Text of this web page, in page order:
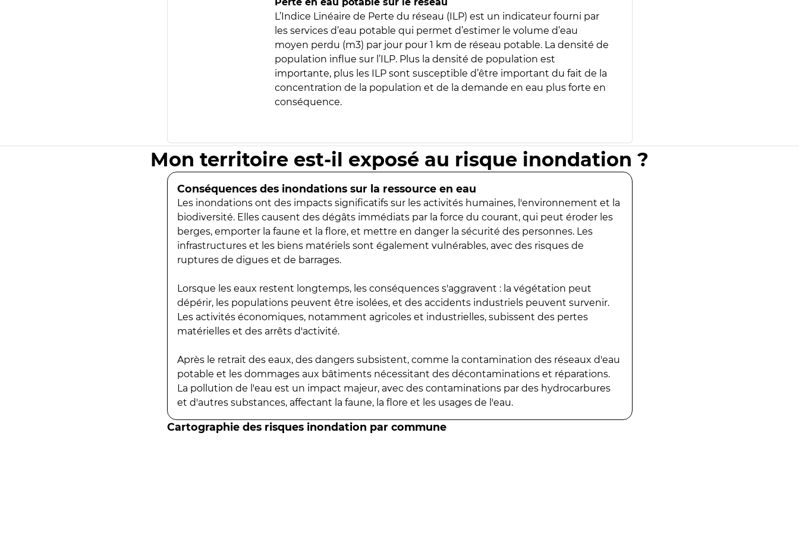
L’Indice Linéaire de Perte du réseau (ILP) est un indicateur fourni par
les services d’eau potable qui permet d’estimer le volume d’eau
moyen perdu (m3) par jour pour 1 km de réseau potable. La densité de
population influe sur l’ILP. Plus la densité de population est
importante, plus les ILP sont susceptible d’être important du fait de la
concentration de la population et de la demande en eau plus forte en
conséquence.
Mon territoire est-il exposé au risque inondation ?
Conséquences des inondations sur la ressource en eau
Les inondations ont des impacts significatifs sur les activités humaines, l'environnement et la
biodiversité. Elles causent des dégâts immédiats par la force du courant, qui peut éroder les
berges, emporter la faune et la flore, et mettre en danger la sécurité des personnes. Les
infrastructures et les biens matériels sont également vulnérables, avec des risques de
ruptures de digues et de barrages.
Lorsque les eaux restent longtemps, les conséquences s'aggravent : la végétation peut
dépérir, les populations peuvent être isolées, et des accidents industriels peuvent survenir.
Les activités économiques, notamment agricoles et industrielles, subissent des pertes
matérielles et des arrêts d'activité.
Après le retrait des eaux, des dangers subsistent, comme la contamination des réseaux d'eau
potable et les dommages aux bâtiments nécessitant des décontaminations et réparations.
La pollution de l'eau est un impact majeur, avec des contaminations par des hydrocarbures
et d'autres substances, affectant la faune, la flore et les usages de l'eau.
Cartographie des risques inondation par commune